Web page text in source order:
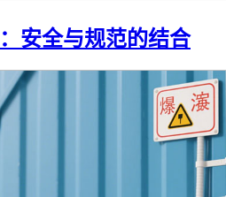
安全与规范的结合